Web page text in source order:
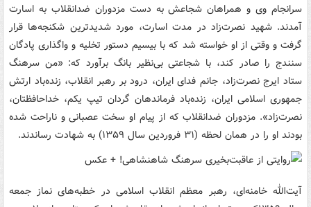
سرانجام وی و همراهان شجاعش به دست مزدوران ضدانقلاب به اسارت
آمدند. شهید نصرت‌زاد در مدت اسارت، مورد شدیدترین شکنجه‌ها قرار
گرفت و وقتی از او خواسته شد که با بی‍سیم دستور تخلیه و واگذاری پادگان
سنندج را صادر کند، با شجاعتی بی‌نظیر بانگ برآورد که: «من سرهنگ
ستاد ایرج نصرت‌زاد، جانم فدای ایران، درود بر رهبر انقلاب، زنده‌باد ارتش
جمهوری اسلامی ایران، زنده‌باد فرماندهان گردان تیپ یکم، خداحافظتان،
نصرت‌زاد». مزدوران ضدانقلاب که از پیام او سخت عصبانی و ناراحت شده
بودند او را در همان لحظه (۳۱ فروردین سال ۱۳۵۹) به شهادت رساندند.
آیت‌الله خامنه‌ای، رهبر معظم انقلاب اسلامی در خطبه‌های نماز جمعه